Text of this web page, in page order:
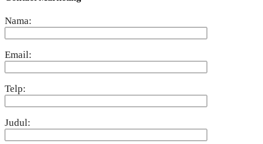
Nama:
Email:
Telp:
Judul: